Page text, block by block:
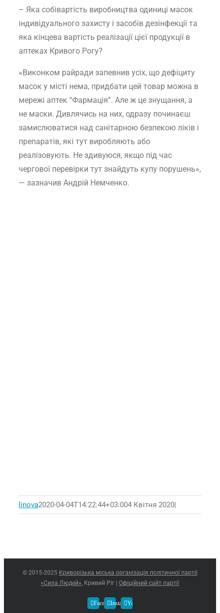
– Яка собівартість виробництва одиниці масок
індивідуального захисту і засобів дезінфекції та
яка кінцева вартість реалізації цієї продукції в
аптеках Кривого Рогу?
«Виконком райради запевнив усіх, що дефіциту
масок у місті нема, придбати цей товар можна в
мережі аптек “Фармація”. Але ж це знущання, а
не маски. Дивлячись на них, одразу починаєш
замислюватися над санітарною безпекою ліків і
препаратів, які тут виробляють або
реалізовують. Не здивуюся, якщо під час
чергової перевірки тут знайдуть купу порушень»,
— зазначив Андрій Немченко.
linova2020-04-04T14:22:44+03:004 Квітня 2020
© 2015-2025 Криворізька міська організація політичної партії
«Сила Людей», Кривий Ріг | Офіційний сайт партії
FacebookInstagramYouTube